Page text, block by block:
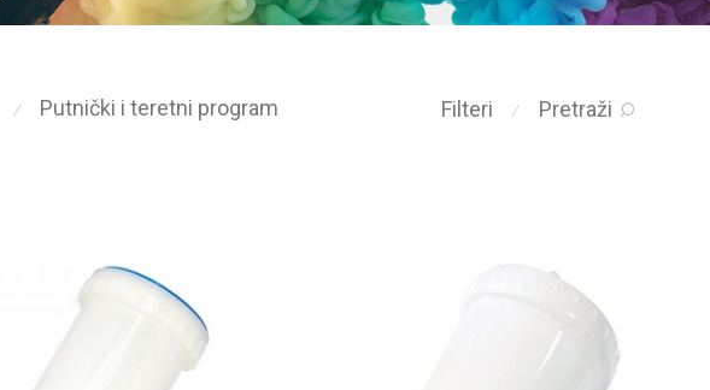
Filteri ⁄ Pretraži
⁄ Putnički i teretni program